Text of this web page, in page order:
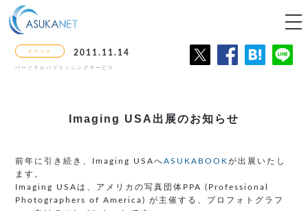
イベント 2011.11.14
パーソナルパブリッシングサービス
Imaging USA出展のお知らせ
前年に引き続き、Imaging USAへASUKABOOKが出展いたし
ます。
Imaging USAは、アメリカの写真団体PPA (Professional
Photographers of America) が主催する、プロフォトグラフ